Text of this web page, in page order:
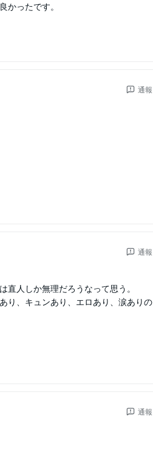
かったです。
通報
通報
人しか無理だろうなって思う。
り、キュンあり、エロあり、涙ありの
通報